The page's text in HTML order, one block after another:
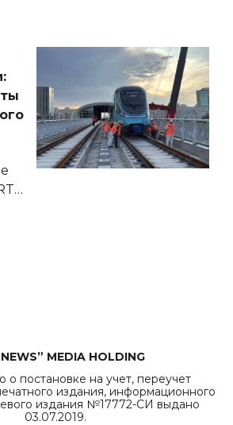
MEDIA HOLDING
о постановке на учет, переучет
издания, информационного
издания №17772-СИ выдано
03.07.2019.